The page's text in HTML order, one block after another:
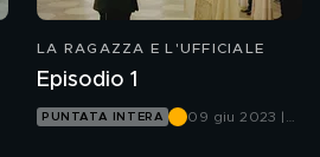
LA RAGAZZA E L'UFFICIALE
Episodio 1
PUNTATA INTERA
09 giu 2023 |